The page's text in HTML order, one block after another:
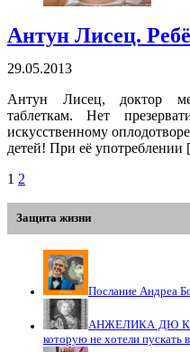
Антун Лисец.
29.05.2013
Антун Лисец, доктор
таблеткам. Нет
искусственному
детей! При её
1 2
Защита жизни
Послание Андреа
АНЖЕЛИКА ДЮ
которую не хотели пускать